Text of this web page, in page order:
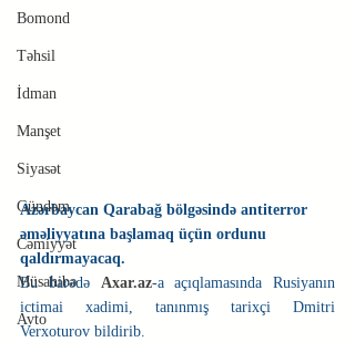
Bomond
Təhsil
İdman
Manşet
Siyasət
Gündəm
Cəmiyyət
Müsahibə
Avto
Azərbaycan Qarabağ bölgəsində antiterror
əməliyyatına başlamaq üçün ordunu
qaldırmayacaq.
Bu barədə Axar.az-a açıqlamasında Rusiyanın
ictimai xadimi, tanınmış tarixçi Dmitri
Verxoturov bildirib.